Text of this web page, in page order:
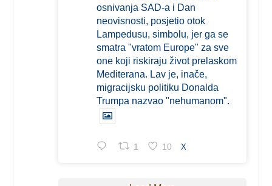
osnivanja SAD-a i Dan
neovisnosti, posjetio otok
Lampedusu, simbolu, jer ga se
smatra "vratom Europe" za sve
one koji riskiraju život prelaskom
Mediterana. Lav je, inače,
migracijsku politiku Donalda
Trumpa nazvao "nehumanom".
1 10 X